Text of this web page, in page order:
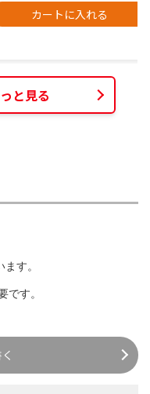
カートに入れる
と見る
す。
です。